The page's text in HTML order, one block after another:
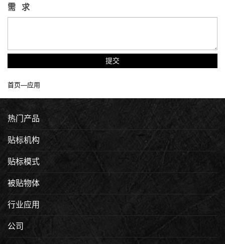
需 求
提交
首页—应用
热门产品
贴标机构
贴标模式
被贴物体
行业应用
公司